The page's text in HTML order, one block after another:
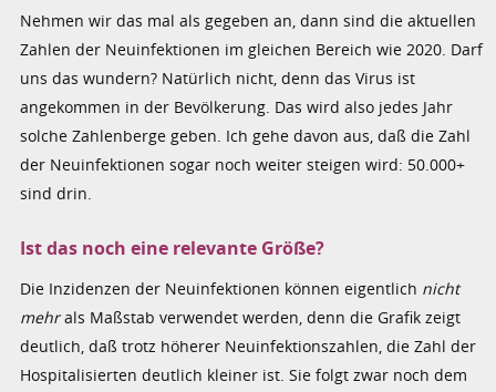
Nehmen wir das mal als gegeben an, dann sind die aktuellen
Zahlen der Neuinfektionen im gleichen Bereich wie 2020. Darf
uns das wundern? Natürlich nicht, denn das Virus ist
angekommen in der Bevölkerung. Das wird also jedes Jahr
solche Zahlenberge geben. Ich gehe davon aus, daß die Zahl
der Neuinfektionen sogar noch weiter steigen wird: 50.000+
sind drin.
Ist das noch eine relevante Größe?
Die Inzidenzen der Neuinfektionen können eigentlich nicht
mehrals Maßstab verwendet werden, denn die Grafik zeigt
deutlich, daß trotz höherer Neuinfektionszahlen, die Zahl der
Hospitalisierten deutlich kleiner ist. Sie folgt zwar noch dem